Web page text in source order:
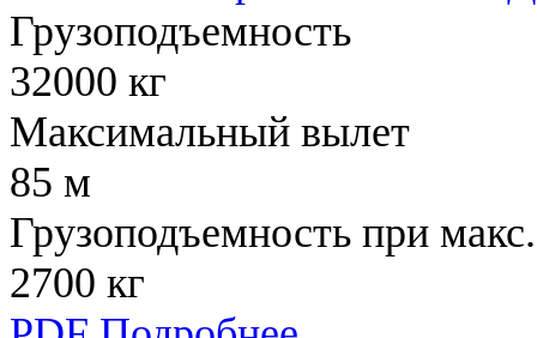
Грузоподъемность
32000 кг
Максимальный вылет
85 м
Грузоподъемность при
2700 кг